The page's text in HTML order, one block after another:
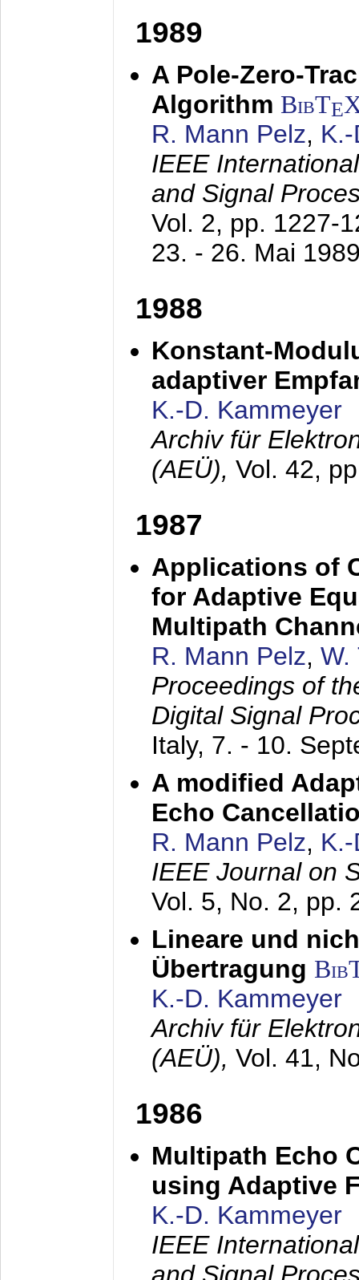
1989
A Pole-Zero-
Algorithm BibTE
R. Mann Pelz,
IEEE
and Signal
Vol. 2, pp. 1227-
23. - 26. Mai
1988
Konstant-
adaptiver
K.-D. Kammeyer
Archiv für
(AEÜ), Vol. 42,
1987
Applications of
for Adaptive
Multipath
R. Mann Pelz, W.
Proceedings of
Digital Signal
Italy, 7. - 10.
A modified
Echo
R. Mann Pelz,
IEEE Journal on
Vol. 5, No. 2, pp.
Lineare und
Übertragung
K.-D. Kammeyer
Archiv für
(AEÜ), Vol. 41,
1986
Multipath Echo
using Adaptive
K.-D. Kammeyer
IEEE